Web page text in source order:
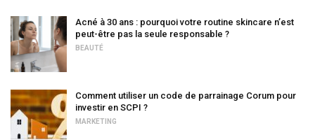
Acné à 30 ans : pourquoi votre routine skincare n’est
peut-être pas la seule responsable ?
BEAUTÉ
Comment utiliser un code de parrainage Corum pour
investir en SCPI ?
MARKETING